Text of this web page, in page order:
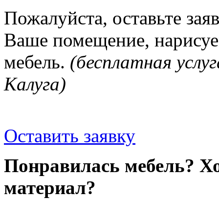
Пожалуйста, оставьте
Ваше помещение,
мебель. (бесплатная
Калуга)
Оставить заявку
Понравилась мебель?
материал?